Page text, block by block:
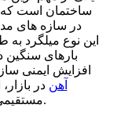
ساختمان است که
در سازه های
این نوع میلگرد به
بارهای سنگین
افزایش ایمنی
آهن در
مستقیمی بر هزینه های نهایی پروژه داشته باشد.